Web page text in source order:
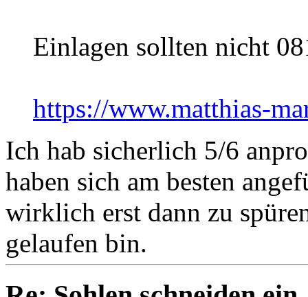
Einlagen sollten nicht
https://www.matthias-
Ich hab sicherlich 5/6
haben sich am besten
wirklich erst dann zu
gelaufen bin.